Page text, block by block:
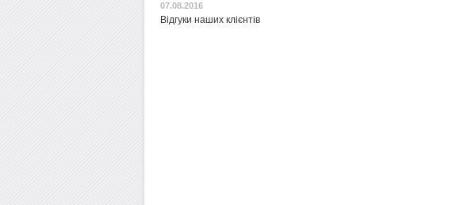
07.08.2016
Відгуки наших клієнтів